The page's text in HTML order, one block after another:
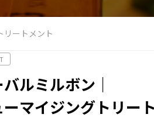
リートメント
ルミルボン｜
マイジングトリー